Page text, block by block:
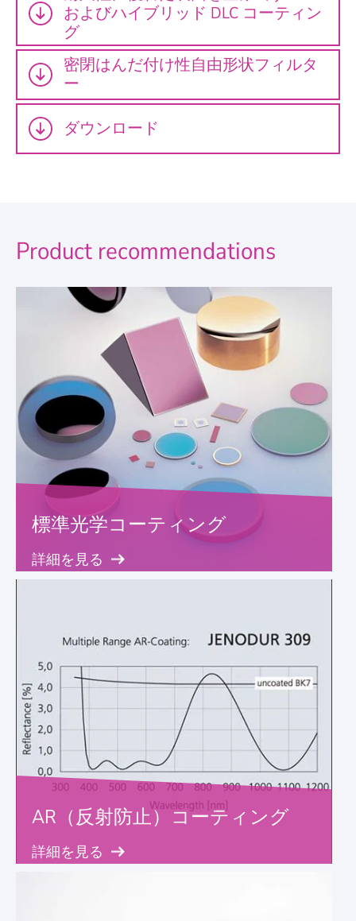
およびハイブリッド DLC コーティン
グ
密閉はんだ付け性自由形状フィルタ
ー
ダウンロード
Product recommendations
標準光学コーティング
詳細を見る
AR（反射防止）コーティング
詳細を見る